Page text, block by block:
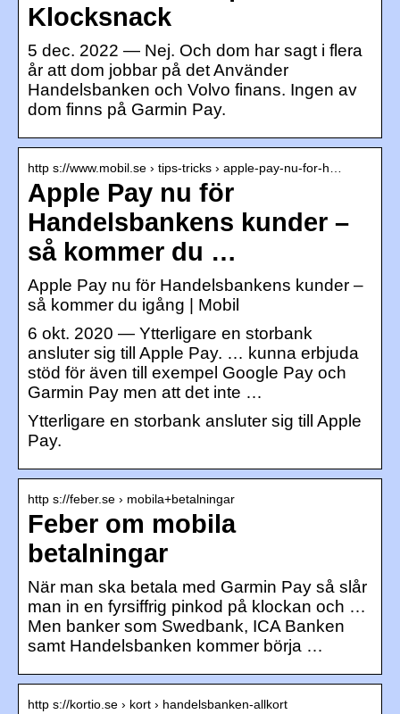
Klocksnack
5 dec. 2022 — Nej. Och dom har sagt i flera
år att dom jobbar på det Använder
Handelsbanken och Volvo finans. Ingen av
dom finns på Garmin Pay.
http s://www.mobil.se › tips-tricks › apple-pay-nu-for-h…
Apple Pay nu för
Handelsbankens kunder –
så kommer du …
Apple Pay nu för Handelsbankens kunder –
så kommer du igång | Mobil
6 okt. 2020 — Ytterligare en storbank
ansluter sig till Apple Pay. … kunna erbjuda
stöd för även till exempel Google Pay och
Garmin Pay men att det inte …
Ytterligare en storbank ansluter sig till Apple
Pay.
http s://feber.se › mobila+betalningar
Feber om mobila
betalningar
När man ska betala med Garmin Pay så slår
man in en fyrsiffrig pinkod på klockan och …
Men banker som Swedbank, ICA Banken
samt Handelsbanken kommer börja …
http s://kortio.se › kort › handelsbanken-allkort